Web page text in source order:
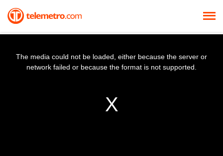
The media could not be loaded, either because the server or
network failed or because the format is not supported.